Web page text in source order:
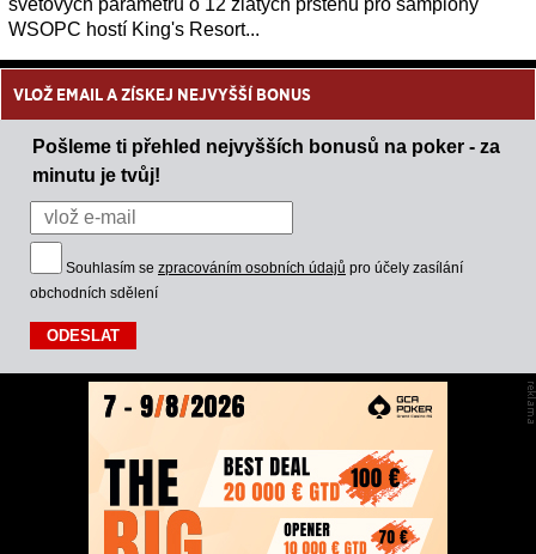
WSOPC hostí King's Resort...
VLOŽ EMAIL A ZÍSKEJ NEJVYŠŠÍ BONUS
Pošleme ti přehled nejvyšších bonusů na poker - za
minutu je tvůj!
Souhlasím se zpracováním osobních údajů pro účely zasílání
obchodních sdělení